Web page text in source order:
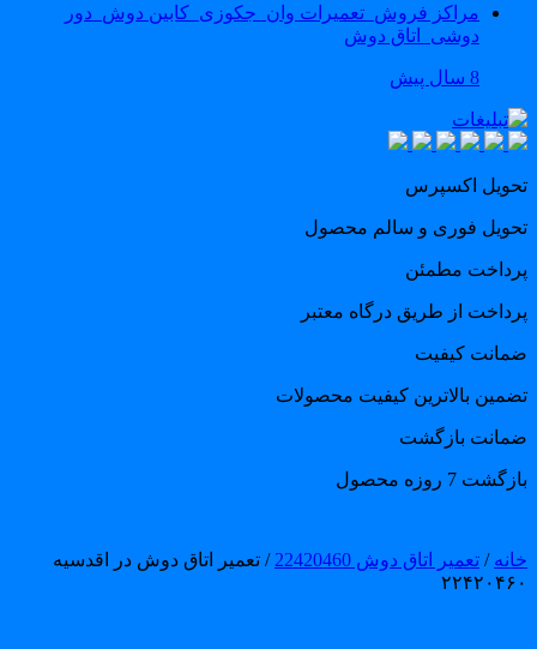
مراکز فروش_تعمیرات وان_جکوزی_کابین دوش_دور
دوشی_اتاق دوش
اکسپرس
فوری و سالم محصول
مطمئن
از طریق درگاه معتبر
کیفیت
بالاترین کیفیت محصولات
بازگشت
7 روزه محصول
/تعمیر اتاق دوش 22420460
/ تعمیر اتاق دوش در اقدسیه